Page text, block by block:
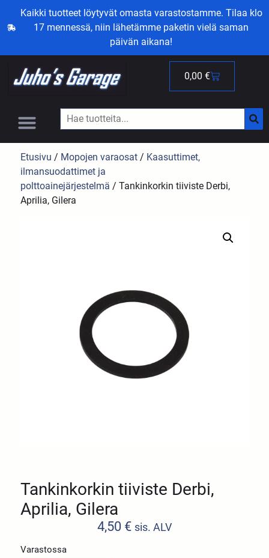
Kaikki tuotteet löytyvät omasta varastostamme. Tilaa klo
17 mennessä, niin lähetämme paketin vielä saman
päivän aikana!
0,00 €
Etusivu / Mopojen varaosat / Kaasuttimet,
ilmansuodattimet ja
polttoainejärjestelmä / Tankinkorkin tiiviste Derbi,
Aprilia, Gilera
Tankinkorkin tiiviste Derbi,
Aprilia, Gilera
4,50 € sis. ALV
Varastossa